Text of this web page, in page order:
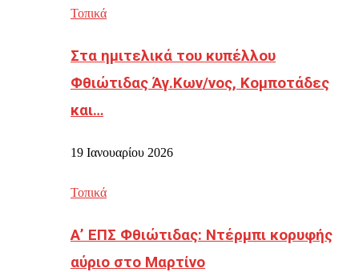
Τοπικά
Στα ημιτελικά του κυπέλλου
Φθιώτιδας Άγ.Κων/νος, Κομποτάδες
και…
19 Ιανουαρίου 2026
Τοπικά
Α’ ΕΠΣ Φθιώτιδας: Ντέρμπι κορυφής
αύριο στο Μαρτίνο